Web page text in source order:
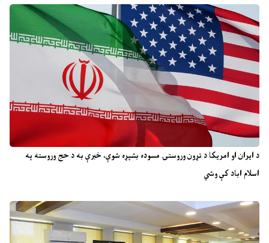
د ایران او امریکا د تړون وروستۍ مسوده بشپړه شوې، خبرې به د حج وروسته په
اسلام اباد کې وشي